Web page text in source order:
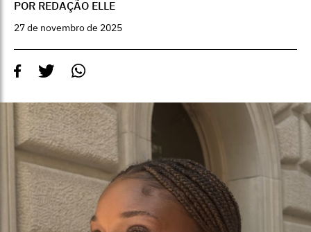
POR REDAÇÃO ELLE
27 de novembro de 2025